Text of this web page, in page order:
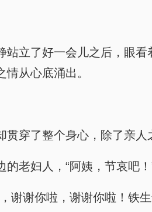
立了好一会儿之后，眼
从心底涌出。
穿了整个身心，除了亲人
老妇人，“阿姨，节哀吧！
谢谢你啦，谢谢你啦！铁